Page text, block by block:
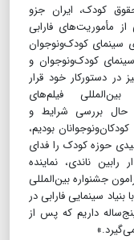
کودک، ایران جزو
مأموریت‌های فارابی
سینمای کودک‌ونوجوان
کودک‌ونوجوان و
در دستورکار خود قرار
فیلم‌های
حال بررسی شرایط و
بودیم،
حوزه کودک را فدای
ناندی، نماینده
جشنواره بین‌المللی
سینمایی فارابی در
داریم که پس از